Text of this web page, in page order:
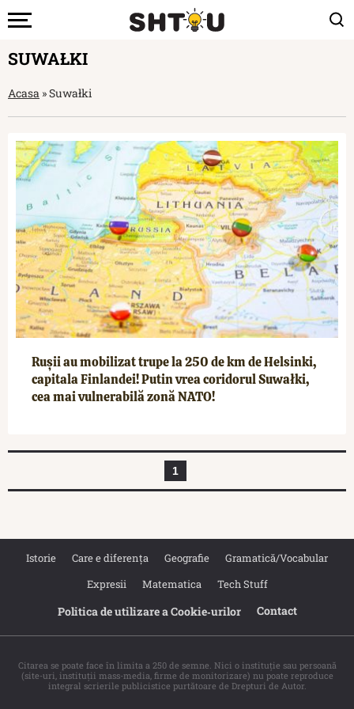
SUWAŁKI
Acasa »Suwałki
Rușii au mobilizat trupe la 250 de km de Helsinki,
capitala Finlandei! Putin vrea coridorul Suwałki,
cea mai vulnerabilă zonă NATO!
1
Istorie Care e diferența Geografie
Gramatică/Vocabular
Expresii
Matematica Tech Stuff
Politica de utilizare a Cookie‐urilor Contact
Citarea se poate face în limita a 250 de semne. Nici o instituţie sau persoană
(site-uri, instituţii mass-media, firme de monitorizare) nu poate reproduce
integral scrierile publicistice purtătoare de Drepturi de Autor.